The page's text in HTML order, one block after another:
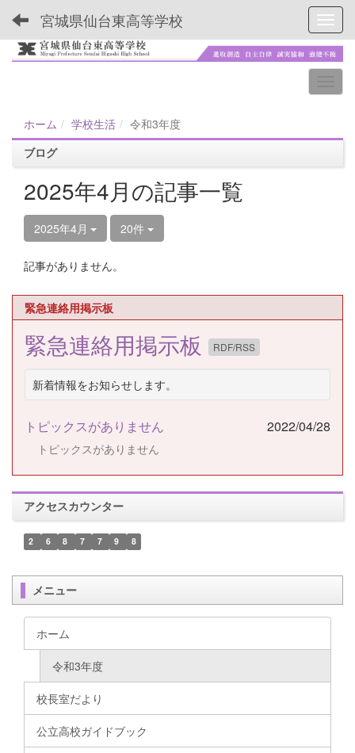
宮城県仙台東高等学校
ホーム 学校生活
令和3年度
ブログ
2025年4月の記事一覧
2025年4月 20件
記事がありません。
緊急連絡用掲示板
緊急連絡用掲示板 RDF/RSS
新着情報をお知らせします。
トピックスがありません 2022/04/28
トピックスがありません
アクセスカウンター
2 6 8 7 7 9 8
メニュー
ホーム
令和3年度
校長室だより
公立高校ガイドブック